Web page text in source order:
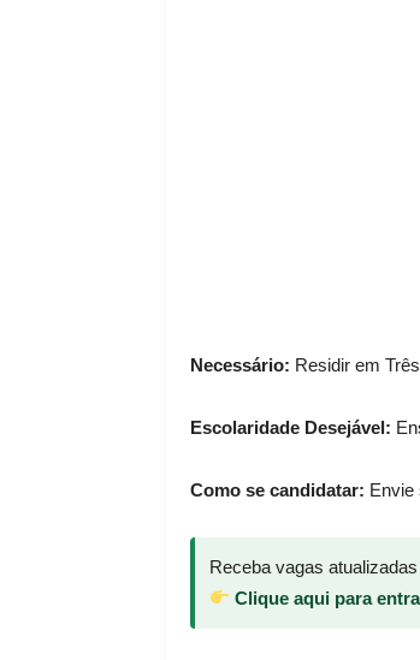
Necessário: Residir em
Escolaridade Desejável:
Como se candidatar: Envie
Receba vagas
Clique aqui para